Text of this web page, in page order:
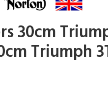
30cm
Triumph